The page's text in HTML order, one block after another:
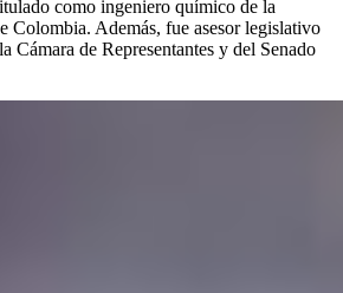
como ingeniero químico de la
Colombia. Además, fue asesor legislativo
Cámara de Representantes y del Senado